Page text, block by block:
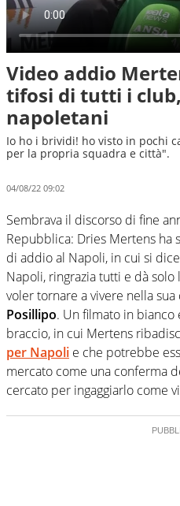
Video addio
tifosi di tutti i
napoletani
Io ho i brividi! ho visto in pochi
per la propria squadra e città".
04/08/22 09:02
Sembrava il discorso di fine
Repubblica: Dries Mertens ha
di addio al Napoli, in cui si
Napoli, ringrazia tutti e dà
voler tornare a vivere nella sua
Posillipo. Un filmato in bianco
braccio, in cui Mertens
per Napoli e che potrebbe
mercato come una conferma
cercato per ingaggiarlo come